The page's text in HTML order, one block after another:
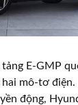
E-GMP
mô-tơ
động,